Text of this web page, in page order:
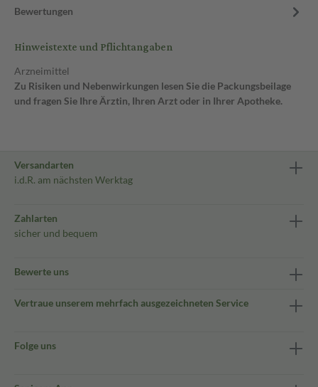
Bewertungen
Hinweistexte und Pflichtangaben
Arzneimittel
Zu Risiken und Nebenwirkungen lesen Sie die Packungsbeilage
und fragen Sie Ihre Ärztin, Ihren Arzt oder in Ihrer Apotheke.
Versandarten
i.d.R. am nächsten Werktag
Zahlarten
sicher und bequem
Bewerte uns
Vertraue unserem mehrfach ausgezeichneten Service
Folge uns